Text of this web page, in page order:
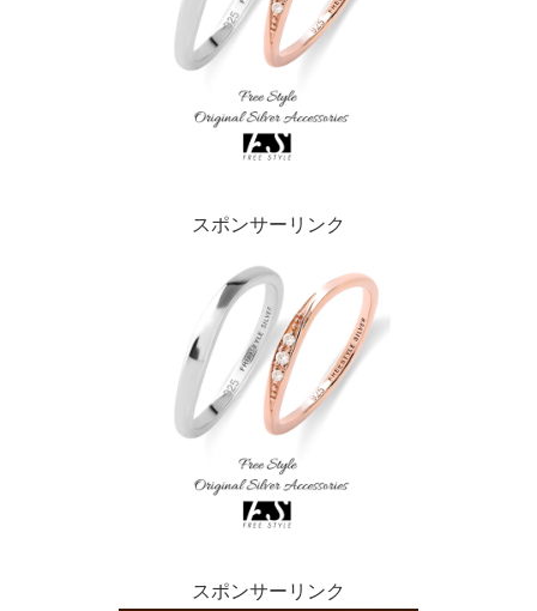
スポンサーリンク
スポンサーリンク